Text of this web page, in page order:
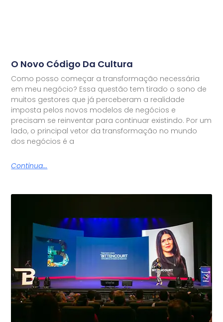
O Novo Código Da Cultura
Como posso começar a transformação necessária
em meu negócio? Essa questão tem tirado o sono de
muitos gestores que já perceberam a realidade
imposta pelos novos modelos de negócios e
precisam se reinventar para continuar existindo. Por um
lado, o principal vetor da transformação no mundo
dos negócios é a
Continua...